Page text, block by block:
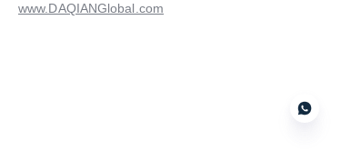
www.DAQIANGlobal.com